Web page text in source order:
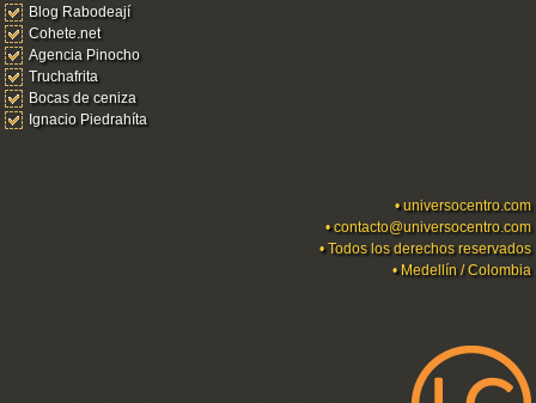
Blog Rabodeají
Cohete.net
Agencia Pinocho
Truchafrita
Bocas de ceniza
Ignacio Piedrahíta
•universocentro.com
•contacto@universocentro.com
• Todos los derechos reservados
• Medellín / Colombia